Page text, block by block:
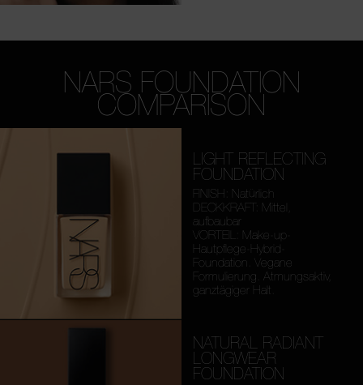
NARS FOUNDATION
COMPARISON
LIGHT REFLECTING
FOUNDATION
FINISH: Natürlich
DECKKRAFT: Mittel,
aufbaubar
VORTEIL: Make-up-
Hautpflege-Hybrid-
Foundation. Vegane
Formulierung. Atmungsaktiv,
ganztägiger Halt.
NATURAL RADIANT
LONGWEAR
FOUNDATION